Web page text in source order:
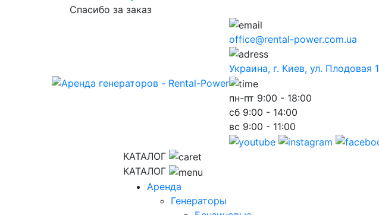
Спасибо за заказ
office@rental-power.com.ua
Украина, г. Киев, ул. Плодовая 1
пн-пт 9:00 - 18:00
сб 9:00 - 14:00
вс 9:00 - 11:00
КАТАЛОГ
КАТАЛОГ
Аренда
Генераторы